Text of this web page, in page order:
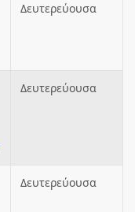
Δευτερεύουσα
Δευτερεύουσα
Δευτερεύουσα